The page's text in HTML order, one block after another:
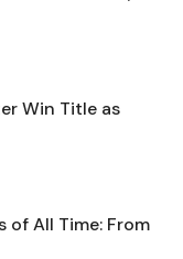
Win Title as
of All Time: From